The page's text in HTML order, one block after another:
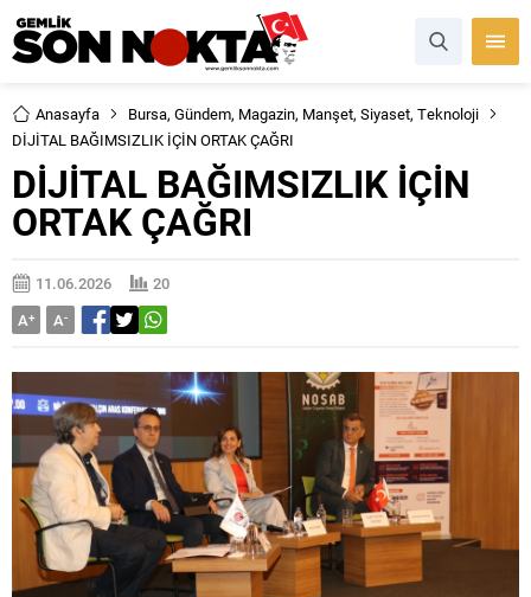
Anasayfa Bursa, Gündem, Magazin, Manşet, Siyaset, Teknoloji
DİJİTAL BAĞIMSIZLIK İÇİN ORTAK ÇAĞRI
DİJİTAL BAĞIMSIZLIK İÇİN
ORTAK ÇAĞRI
11.06.2026
20
A+ A-